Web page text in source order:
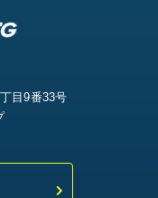
目9番33号